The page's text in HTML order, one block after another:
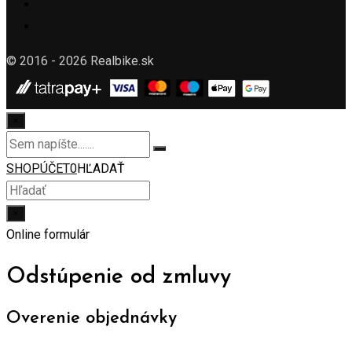
© 2016 - 2026 Realbike.sk
SHOPÚČET0HĽADAŤ
Online formulár
Odstúpenie od zmluvy
Overenie objednávky